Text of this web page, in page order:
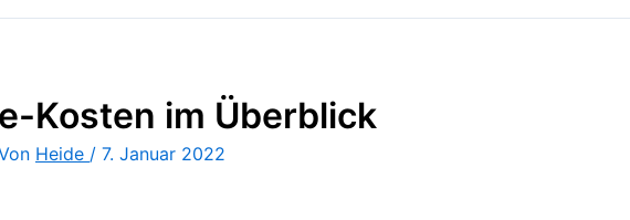
Kosten im Überblick
Heide / 7. Januar 2022